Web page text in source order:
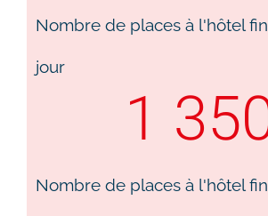
Nombre de places à l'hôtel
jour
1
Nombre de places à l'hôtel